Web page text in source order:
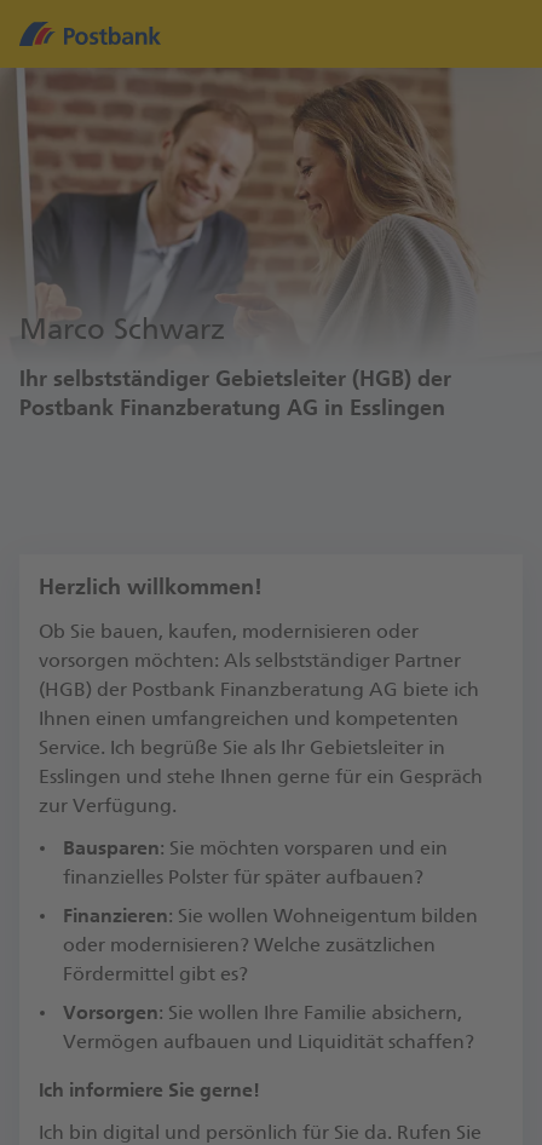
Marco Schwarz
Ihr selbstständiger Gebietsleiter (HGB) der
Postbank Finanzberatung AG in Esslingen
Herzlich willkommen!
Ob Sie bauen, kaufen, modernisieren oder
vorsorgen möchten: Als selbstständiger Partner
(HGB) der Postbank Finanzberatung AG biete ich
Ihnen einen umfangreichen und kompetenten
Service. Ich begrüße Sie als Ihr Gebietsleiter in
Esslingen und stehe Ihnen gerne für ein Gespräch
zur Verfügung.​
Bausparen: Sie möchten vorsparen und ein
finanzielles Polster für später aufbauen?
Finanzieren: Sie wollen Wohneigentum bilden
oder modernisieren? Welche zusätzlichen
Fördermittel gibt es?​
Vorsorgen: Sie wollen Ihre Familie absichern,
Vermögen aufbauen und Liquidität schaffen?
​Ich informiere Sie gerne!
Ich bin digital und persönlich für Sie da. Rufen Sie